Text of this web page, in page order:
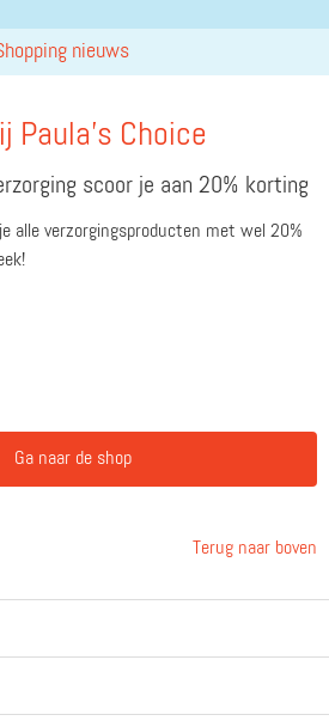
nieuws
Paula's Choice
scoor je aan 20% korting
alle verzorgingsproducten met wel 20%
Ga naar de shop
Terug naar boven